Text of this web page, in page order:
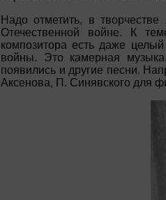
Надо отметить, в
Отечественной войне. К
композитора есть даже
войны. Это камерная
появились и другие песни.
Аксенова, П. Синявского для